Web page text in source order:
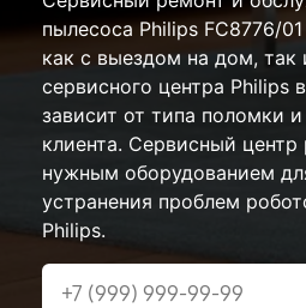
пылесоса Philips FC8776/
как с выездом на дом, так
сервисного центра Philips
зависит от типа поломки
клиента. Сервисный центр
нужным оборудованием
устранения проблем
Philips.